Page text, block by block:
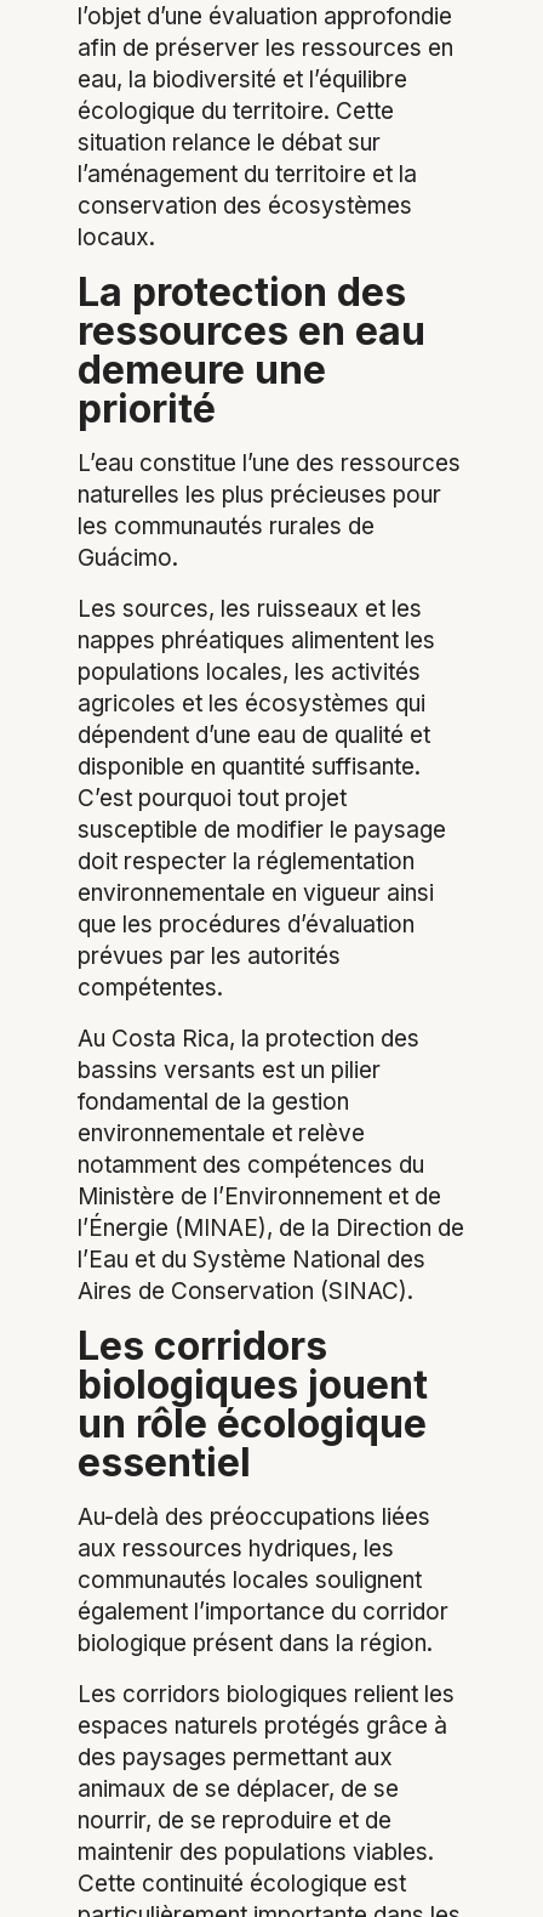
l’objet d’une évaluation approfondie
afin de préserver les ressources en
eau, la biodiversité et l’équilibre
écologique du territoire. Cette
situation relance le débat sur
l’aménagement du territoire et la
conservation des écosystèmes
locaux.
La protection des
ressources en eau
demeure une
priorité
L’eau constitue l’une des ressources
naturelles les plus précieuses pour
les communautés rurales de
Guácimo.
Les sources, les ruisseaux et les
nappes phréatiques alimentent les
populations locales, les activités
agricoles et les écosystèmes qui
dépendent d’une eau de qualité et
disponible en quantité suffisante.
C’est pourquoi tout projet
susceptible de modifier le paysage
doit respecter la réglementation
environnementale en vigueur ainsi
que les procédures d’évaluation
prévues par les autorités
compétentes.
Au Costa Rica, la protection des
bassins versants est un pilier
fondamental de la gestion
environnementale et relève
notamment des compétences du
Ministère de l’Environnement et de
l’Énergie (MINAE), de la Direction de
l’Eau et du Système National des
Aires de Conservation (SINAC).
Les corridors
biologiques jouent
un rôle écologique
essentiel
Au-delà des préoccupations liées
aux ressources hydriques, les
communautés locales soulignent
également l’importance du corridor
biologique présent dans la région.
Les corridors biologiques relient les
espaces naturels protégés grâce à
des paysages permettant aux
animaux de se déplacer, de se
nourrir, de se reproduire et de
maintenir des populations viables.
Cette continuité écologique est